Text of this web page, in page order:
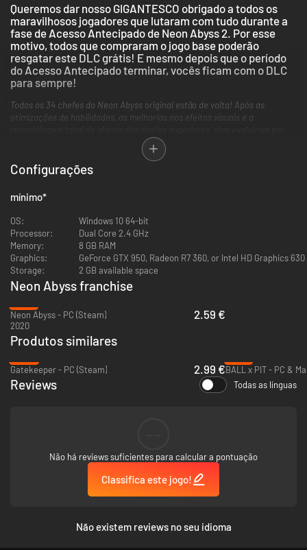
Queremos dar nosso GIGANTESCO obrigado a todos os
maravilhosos jogadores que lutaram com tudo durante a
fase de Acesso Antecipado de Neon Abyss 2. Por esse
motivo, todos que compraram o jogo base poderão
resgatar este DLC grátis! E mesmo depois que o período
do Acesso Antecipado terminar, vocês ficam com o DLC
para sempre!
Todos os 34 chefes do Neon Abyss original estão de volta! Após as
otimizações de habilidades, as melhorias nos efeitos visuais e a
completo! Tudo pronto para enfrentar a ira deles?
--------------------------------------------------------------------------------------------
--------
Aventure-se no abismo caótico e pixelado de Neon Abyss 2! O ritmo
aumentou, os riscos são maiores e as possibilidades são infinitas neste
roguelike de mitos digitais. Com mecânicas explosivas de correr e atirar,
vários estilos de combate e sinergias ilimitadas entre itens, Neon Abyss 2
oferece uma experiência dramática e eletrizante a cada partida.
únicas, criando poderosas forças de destruição. Coordenem suas
composições de personagem e conquistem o Abismo, podendo explorar
diferentes ambientes no mesmo mapa para maximizar a eficiência e
descobrir segredos e tesouros escondidos.
Configurações
mínimo*
OS:
Windows 10 64-bit
Processor:
Dual Core 2.4 GHz
Memory:
8 GB RAM
Graphics:
GeForce GTX 950, Radeon R7 360, or Intel HD Graphics 630
Storage:
2 GB available space
Neon Abyss franchise
Neon Abyss - PC (Steam)
2020
2.59 €
Produtos similares
Gatekeeper - PC (Steam)
2.99 €BALL x PIT - PC &
Reviews Todas as línguas
Não há reviews suficientes para calcular a pontuação
Classifica este jogo!
Não existem reviews no seu idioma